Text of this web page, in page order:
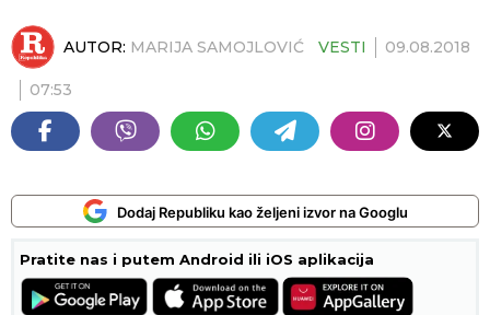
AUTOR: MARIJA SAMOJLOVIĆ VESTI 09.08.2018
07:53
Dodaj Republiku kao željeni izvor na Googlu
Pratite nas i putem Android ili iOS aplikacija